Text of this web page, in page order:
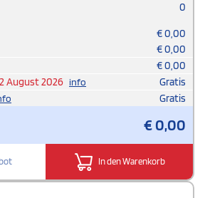
0
€0,00
€0,00
€0,00
August 2026 info
Gratis
Gratis
€0,00
In den Warenkorb